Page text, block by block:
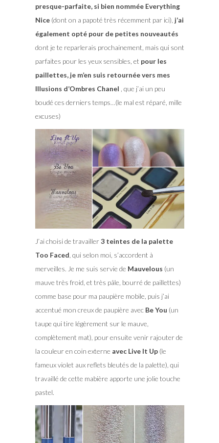
presque-parfaite, si bien nommée Everything
Nice(dont on a papoté très récemment par ici), j’ai
également opté pour de petites nouveautés
dont je te reparlerais prochainement, mais qui sont
parfaites pour les yeux sensibles, et pour les
paillettes, je m’en suis retournée vers mes
Illusions d’Ombres Chanel , que j’ai un peu
boudé ces derniers temps…(le mal est réparé, mille
excuses)
J’ai choisi de travailler3 teintes de la palette
Too Faced , qui selon moi, s’accordent à
merveilles. Je me suis servie de Mauvelous (un
mauve très froid, et très pâle, bourré de paillettes)
comme base pour ma paupière mobile, puis j’ai
accentué mon creux de paupière avec Be You (un
taupe qui tire légèrement sur le mauve,
complètement mat), pour ensuite venir rajouter de
la couleur en coin externe avec Live It Up(le
fameux violet aux reflets bleutés de la palette), qui
travaillé de cette mabière apporte une jolie touche
pastel.